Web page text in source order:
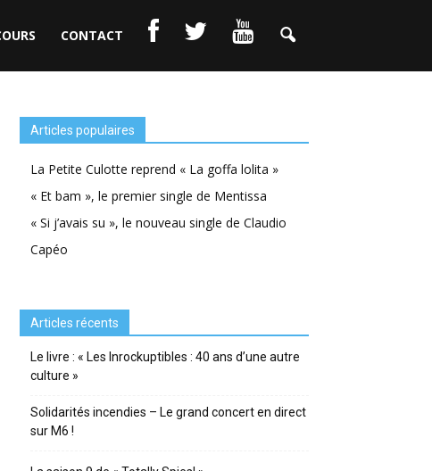
CONTACT
Articles populaires
La Petite Culotte reprend « La goffa lolita »
« Et bam », le premier single de Mentissa
« Si j’avais su », le nouveau single de Claudio
Capéo
Articles récents
Le livre : « Les Inrockuptibles : 40 ans d’une autre
culture »
Solidarités incendies – Le grand concert en direct
sur M6 !